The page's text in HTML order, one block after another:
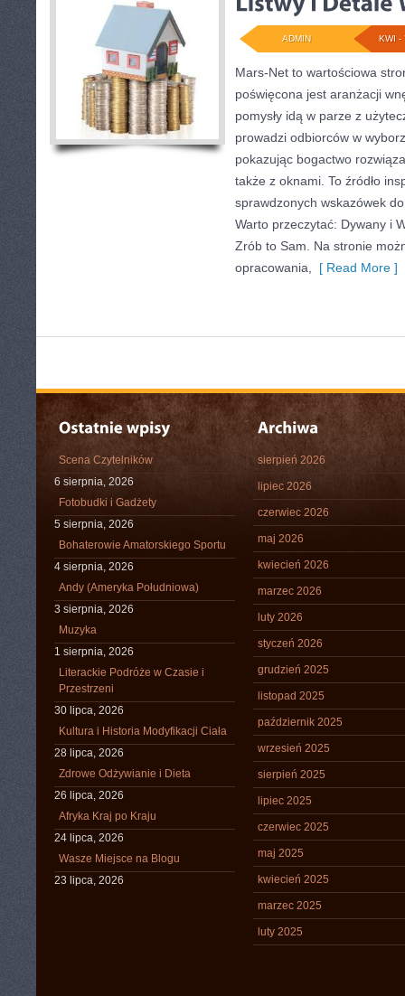
KWI -
ADMIN
Mars-Net to wartościowa
poświęcona jest aranżacji
pomysły idą w parze z
prowadzi odbiorców w
pokazując bogactwo
także z oknami. To źródło
sprawdzonych wskazówek
Warto przeczytać: Dywany i
Zrób to Sam. Na stronie
opracowania,
[ Read More ]
Scena Czytelników
6 sierpnia, 2026
Fotobudki i Gadżety
5 sierpnia, 2026
Bohaterowie Amatorskiego Sportu
4 sierpnia, 2026
Andy (Ameryka Południowa)
3 sierpnia, 2026
Muzyka
1 sierpnia, 2026
Literackie Podróże w Czasie i
Przestrzeni
30 lipca, 2026
Kultura i Historia Modyfikacji Ciała
28 lipca, 2026
Zdrowe Odżywianie i Dieta
26 lipca, 2026
Afryka Kraj po Kraju
24 lipca, 2026
Wasze Miejsce na Blogu
23 lipca, 2026
sierpień 2026
lipiec 2026
czerwiec 2026
maj 2026
kwiecień 2026
marzec 2026
luty 2026
styczeń 2026
grudzień 2025
listopad 2025
październik 2025
wrzesień 2025
sierpień 2025
lipiec 2025
czerwiec 2025
maj 2025
kwiecień 2025
marzec 2025
luty 2025